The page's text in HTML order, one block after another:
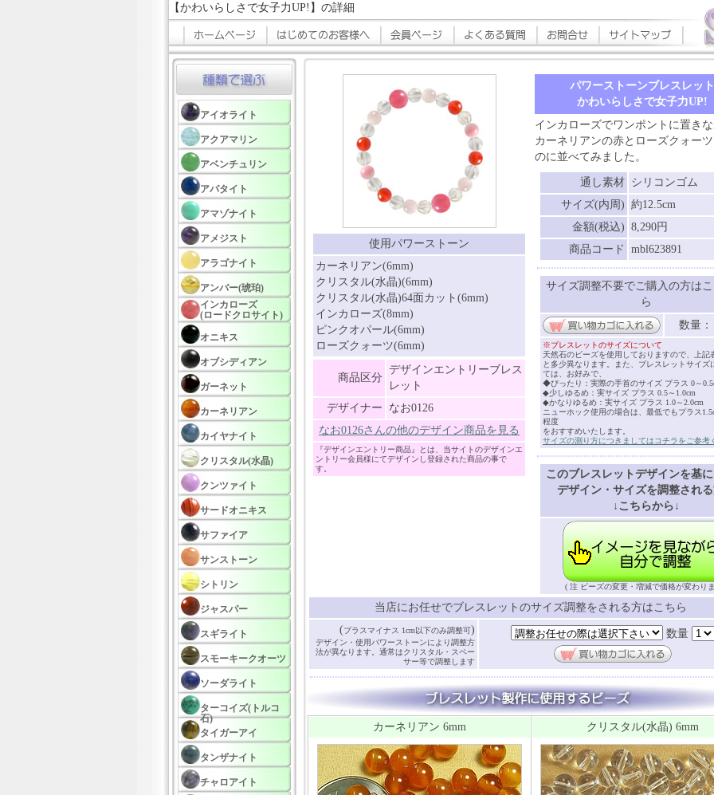
【かわいらしさで女子力UP!】の詳細
アイオライト
アクアマリン
アベンチュリン
アパタイト
アマゾナイト
アメジスト
アラゴナイト
アンバー(琥珀)
インカローズ
(ロードクロサイト)
オニキス
オブシディアン
ガーネット
カーネリアン
カイヤナイト
クリスタル(水晶)
クンツァイト
サードオニキス
サファイア
サンストーン
シトリン
ジャスパー
スギライト
スモーキークオーツ
ソーダライト
ターコイズ(トルコ
石)
タイガーアイ
タンザナイト
チャロアイト
使用パワーストーン
カーネリアン(6mm)
クリスタル(水晶)(6mm)
クリスタル(水晶)64面カット(6mm)
インカローズ(8mm)
ピンクオパール(6mm)
ローズクォーツ(6mm)
商品区分
デザインエントリーブレス
レット
デザイナー
なお0126
なお0126さんの他のデザイン商品を見る
『デザインエントリー商品』とは、当サイトのデザインエ
ントリー会員様にてデザインし登録された商品の事で
す。
パワーストーンブレスレット
かわいらしさで女子力UP!
インカローズでワンポントに置き
カーネリアンの赤とローズクォー
のに並べてみました。
通し素材 シリコンゴム
サイズ(内周) 約12.5cm
金額(税込) 8,290円
商品コード
mbl623891
サイズ調整不要でご購入の方は
ら
数量
※ブレスレットのサイズについて
天然石のビーズを使用しておりますので、上記
と多少異なります。また、ブレスレットサイズ
ては、お好みで、
◆ぴったり：実際の手首のサイズ プラス 0～
◆少しゆるめ：実サイズ プラス 0.5～1.0cm
◆かなりゆるめ：実サイズ プラス 1.0～2.0cm
ニューホック使用の場合は、最低でもプラス
程度
をおすすめいたします。
サイズの測り方につきましてはコチラをご参考
このブレスレットデザインを基
デザイン・サイズを調整され
↓こちらから↓
( 注 ビーズの変更・増減で価格が変わり
当店にお任せでブレスレットのサイズ調整をされる方はこちら
(プラスマイナス 1cm以下のみ調整可)
デザイン・使用パワーストーンにより調整方
法が異なります。通常はクリスタル・スペー
サー等で調整します
数量
カーネリアン 6mm クリスタル(水晶) 6mm